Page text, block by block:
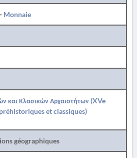
- Monnaie
και Κλασικών Αρχαιοτήτων (XVe
et classiques)
géographiques